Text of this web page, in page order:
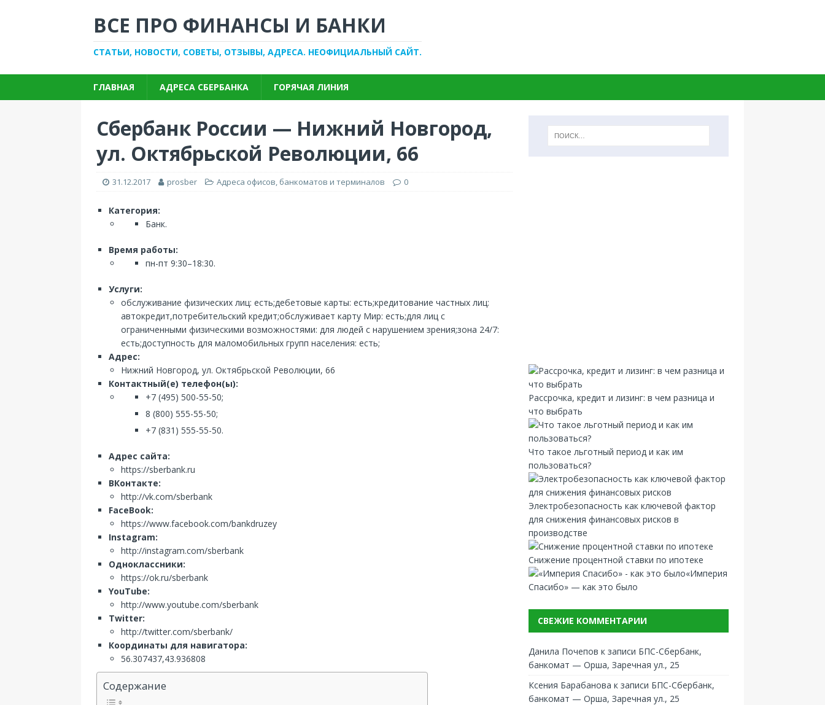
ВСЕ ПРО ФИНАНСЫ И БАНКИ
СТАТЬИ, НОВОСТИ, СОВЕТЫ, ОТЗЫВЫ, АДРЕСА. НЕОФИЦИАЛЬНЫЙ САЙТ.
ГЛАВНАЯ АДРЕСА СБЕРБАНКА ГОРЯЧАЯ ЛИНИЯ
Сбербанк России — Нижний Новгород,
ул. Октябрьской Революции, 66
31.12.2017 prosber Адреса офисов, банкоматов и терминалов 0
Категория:
Банк.
Время работы:
пн-пт 9:30–18:30.
Услуги:
обслуживание физических лиц: есть;дебетовые карты: есть;кредитование частных лиц:
автокредит,потребительский кредит;обслуживает карту Мир: есть;для лиц с
ограниченными физическими возможностями: для людей с нарушением зрения;зона 24/7:
есть;доступность для маломобильных групп населения: есть;
Адрес:
Нижний Новгород, ул. Октябрьской Революции, 66
Контактный(е) телефон(ы):
+7 (495) 500-55-50;
8 (800) 555-55-50;
+7 (831) 555-55-50.
Адрес сайта:
https://sberbank.ru
ВКонтакте:
http://vk.com/sberbank
FaceBook:
https://www.facebook.com/bankdruzey
Instagram:
http://instagram.com/sberbank
Одноклассники:
https://ok.ru/sberbank
YouTube:
http://www.youtube.com/sberbank
Twitter:
http://twitter.com/sberbank/
Координаты для навигатора:
56.307437,43.936808
Содержание
Рассрочка, кредит и лизинг: в чем разница и
что выбрать
Что такое льготный период и как им
пользоваться?
Электробезопасность как ключевой фактор
для снижения финансовых рисков в
производстве
Снижение процентной ставки по ипотеке
«Империя
Спасибо» — как это было
СВЕЖИЕ КОММЕНТАРИИ
Данила Почепов к записи БПС-Сбербанк,
банкомат — Орша, Заречная ул., 25
Ксения Барабанова к записи БПС-Сбербанк,
банкомат — Орша, Заречная ул., 25